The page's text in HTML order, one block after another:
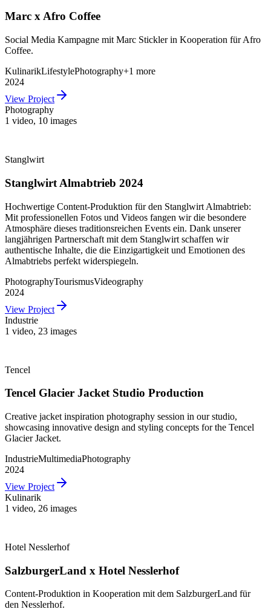
Marc x Afro Coffee
Social Media Kampagne mit Marc Stickler in Kooperation für Afro
Coffee.
KulinarikLifestylePhotography+1 more
2024
View Project
Photography
1 video, 10 images
Stanglwirt
Stanglwirt Almabtrieb 2024
Hochwertige Content-Produktion für den Stanglwirt Almabtrieb:
Mit professionellen Fotos und Videos fangen wir die besondere
Atmosphäre dieses traditionsreichen Events ein. Dank unserer
langjährigen Partnerschaft mit dem Stanglwirt schaffen wir
authentische Inhalte, die die Einzigartigkeit und Emotionen des
Almabtriebs perfekt widerspiegeln.
PhotographyTourismusVideography
2024
View Project
Industrie
1 video, 23 images
Tencel
Tencel Glacier Jacket Studio Production
Creative jacket inspiration photography session in our studio,
showcasing innovative design and styling concepts for the Tencel
Glacier Jacket.
IndustrieMultimediaPhotography
2024
View Project
Kulinarik
1 video, 26 images
Hotel Nesslerhof
SalzburgerLand x Hotel Nesslerhof
Content-Produktion in Kooperation mit dem SalzburgerLand für
den Nesslerhof.